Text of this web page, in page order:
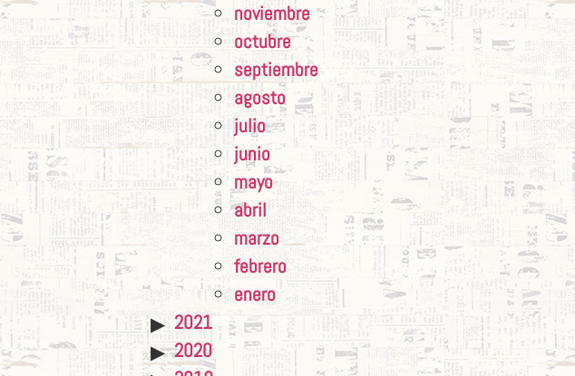
noviembre
octubre
septiembre
agosto
julio
junio
mayo
abril
marzo
febrero
enero
2021
2020